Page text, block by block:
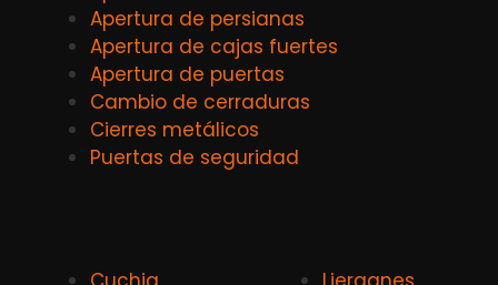
Apertura de persianas
Apertura de cajas fuertes
Apertura de puertas
Cambio de cerraduras
Cierres metálicos
Puertas de seguridad